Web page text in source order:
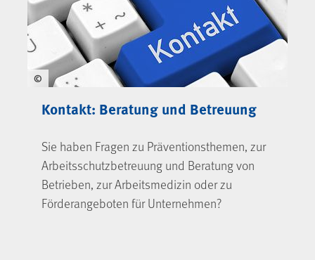
©
Kontakt: Beratung und Betreuung
Sie haben Fragen zu Präventionsthemen, zur
Arbeitsschutzbetreuung und Beratung von
Betrieben, zur Arbeitsmedizin oder zu
Förderangeboten für Unternehmen?